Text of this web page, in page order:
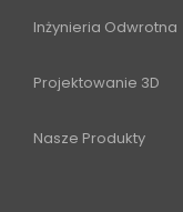
Inżynieria Odwrotna
Projektowanie 3D
Nasze Produkty